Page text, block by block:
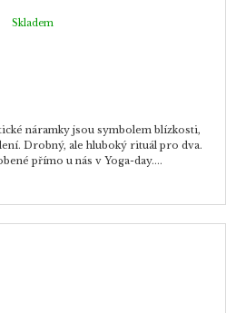
Skladem
náramky jsou symbolem blízkosti,
Drobný, ale hluboký rituál pro dva.
přímo u nás v Yoga-day....